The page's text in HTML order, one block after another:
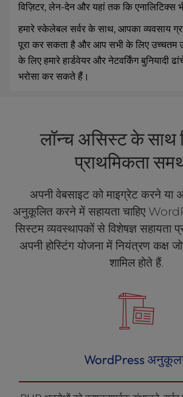
विज़िटर, लेन-देन और यहां तक कि एनालिटिक्स
हमारे स्केलेबल सर्वर के साथ, आपका व्यवसाय
पूरा कर सकता है और आप सभी के लिए उच्चतम
के लिए हमारे हार्डवेयर और नेटवर्किंग बुनियादी
भरोसा कर सकते हैं।
लॉन्च असिस्ट के साथ
प्राथमिकता
अपनी वेबसाइट को माइग्रेट करने या
अनुकूलित करने में सहायता चाहिए
सिस्टम व्यवस्थापकों से विशेषज्ञ सहायता
अपनी होस्टिंग योजना में नियंत्रण कक्ष
शामिल होते हैं.
WordPress